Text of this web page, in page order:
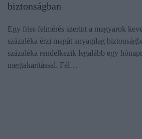
biztonságban
Egy friss felmérés szerint a magyarok
százaléka érzi magát anyagilag
százaléka rendelkezik legalább egy
megtakarítással. Fél…